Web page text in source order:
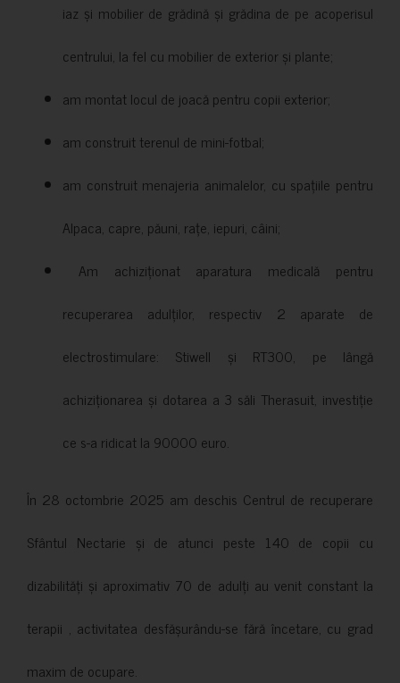
iaz și mobilier de grădină și grădina de pe acoperisul
centrului, la fel cu mobilier de exterior și plante;
am montat locul de joacă pentru copii exterior;
am construit terenul de mini-fotbal;
am construit menajeria animalelor, cu spațiile pentru
Alpaca, capre, păuni, rațe, iepuri, câini;
Am achiziționat aparatura medicală pentru
recuperarea adulților, respectiv 2 aparate de
electrostimulare: Stiwell și RT300, pe lângă
achiziționarea și dotarea a 3 săli Therasuit, investiție
ce s-a ridicat la 90000 euro.
În 28 octombrie 2025 am deschis Centrul de recuperare
Sfântul Nectarie și de atunci peste 140 de copii cu
dizabilități și aproximativ 70 de adulți au venit constant la
terapii , activitatea desfășurându-se fără încetare, cu grad
maxim de ocupare.